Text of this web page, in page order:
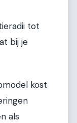
tot
bij je
kost
als